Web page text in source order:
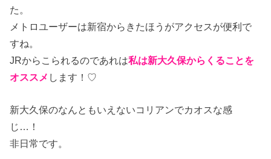
た。
メトロユーザーは新宿からきたほうがアクセスが便利で
すね。
JRからこられるのであれは私は新大久保からくることを
オススメ します！♡
新大久保のなんともいえないコリアンでカオスな感
じ…！
非日常です。